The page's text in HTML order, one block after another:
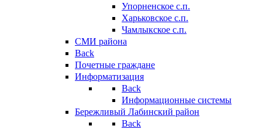
Упорненское с.п.
Харьковское с.п.
Чамлыкское с.п.
СМИ района
Back
Почетные граждане
Информатизация
Back
Информационные системы
Бережливый Лабинский район
Back